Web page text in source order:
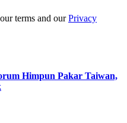
terms and ourPrivacy
Himpun Pakar Taiwan,